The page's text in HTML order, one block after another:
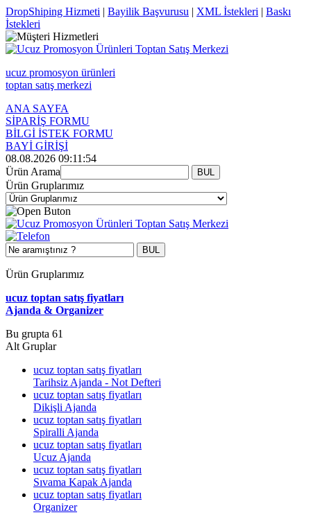
DropShiping Hizmeti | Bayilik Başvurusu | XML İstekleri | Baskı
İstekleri
ucuz promosyon ürünleri
toptan satış merkezi
ANA SAYFA
SİPARİŞ FORMU
BİLGİ İSTEK FORMU
BAYİ GİRİŞİ
08.08.2026 09:11:54
Ürün Arama
Ürün Gruplarımız
Ürün Gruplarımız
ucuz toptan satış fiyatları
Ajanda & Organizer
Bu grupta 61
Alt Gruplar
ucuz toptan satış fiyatları
Tarihsiz Ajanda - Not Defteri
ucuz toptan satış fiyatları
Dikişli Ajanda
ucuz toptan satış fiyatları
Spiralli Ajanda
ucuz toptan satış fiyatları
Ucuz Ajanda
ucuz toptan satış fiyatları
Sıvama Kapak Ajanda
ucuz toptan satış fiyatları
Organizer